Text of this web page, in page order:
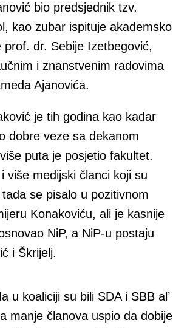
bio predsjednik tzv.
kao zubar ispituje akademsko
prof. dr. Sebije Izetbegović,
i znanstvenim radovima
Ajanovića.
je tih godina kao kadar
dobre veze sa dekanom
puta je posjetio fakultet.
više medijski članci koji su
tada se pisalo u pozitivnom
Konakoviću, ali je kasnije
NiP, a NiP-u postaju
i Škrijelj.
u koaliciji su bili SDA i SBB al’
manje članova uspio da dobije